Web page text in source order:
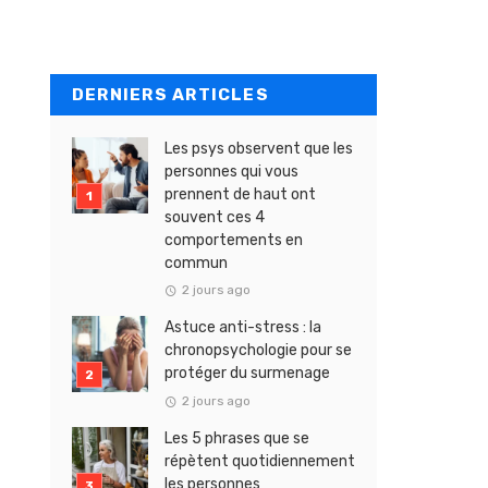
DERNIERS ARTICLES
Les psys observent que les
personnes qui vous
prennent de haut ont
souvent ces 4
comportements en
commun
2 jours ago
Astuce anti-stress : la
chronopsychologie pour se
protéger du surmenage
2 jours ago
Les 5 phrases que se
répètent quotidiennement
les personnes